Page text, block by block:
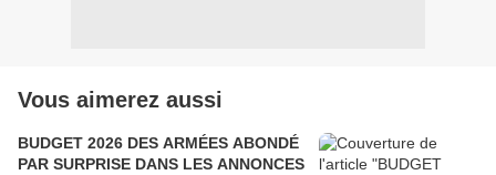
Vous aimerez aussi
BUDGET 2026 DES ARMÉES ABONDÉ
PAR SURPRISE DANS LES ANNONCES